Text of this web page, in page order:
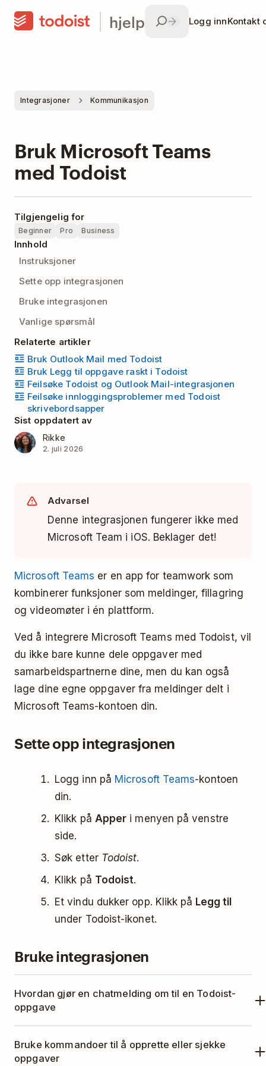
hjelp Logg innKontakt
Integrasjoner Kommunikasjon
Bruk Microsoft Teams
med Todoist
Tilgjengelig for
Beginner Pro Business
Innhold
Instruksjoner
Sette opp integrasjonen
Bruke integrasjonen
Vanlige spørsmål
Relaterte artikler
Bruk Outlook Mail med Todoist
Bruk Legg til oppgave raskt i Todoist
Feilsøke Todoist og Outlook Mail-integrasjonen
Feilsøke innloggingsproblemer med Todoist
skrivebordsapper
Sist oppdatert av
Rikke
2. juli 2026
Advarsel
Denne integrasjonen fungerer ikke med
Microsoft Team i iOS. Beklager det!
Microsoft Teams er en app for teamwork som
kombinerer funksjoner som meldinger, fillagring
og videomøter i én plattform.
Ved å integrere Microsoft Teams med Todoist, vil
du ikke bare kunne dele oppgaver med
samarbeidspartnerne dine, men du kan også
lage dine egne oppgaver fra meldinger delt i
Microsoft Teams-kontoen din.
Sette opp integrasjonen
Logg inn på Microsoft Teams-kontoen
din.
Klikk på Apper i menyen på venstre
side.
Søk etter Todoist.
Klikk på Todoist.
Et vindu dukker opp. Klikk på Legg til
under Todoist-ikonet.
Bruke integrasjonen
Hvordan gjør en chatmelding om til en Todoist-
oppgave
til en oppgave.
Bruke kommandoer til å opprette eller sjekke
oppgaver